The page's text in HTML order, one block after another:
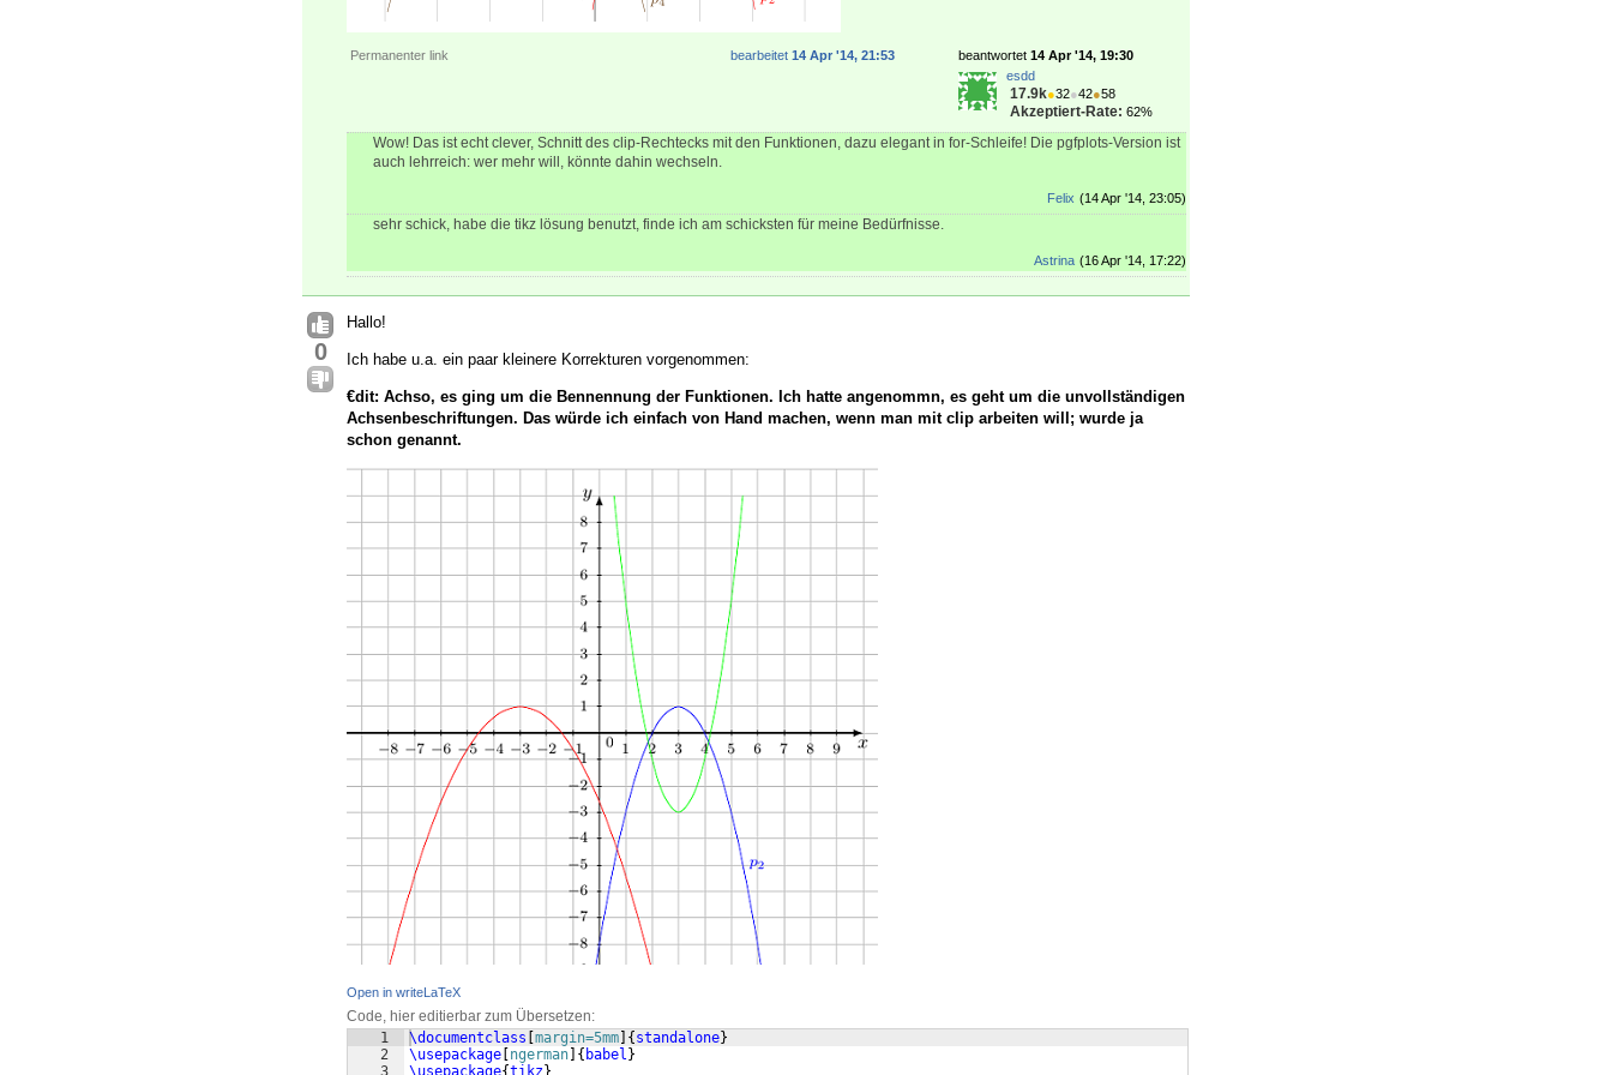
Permanenter link beantwortet 14 Apr '14, 19:30
esdd
17.9k●32●42●58
Akzeptiert-Rate: 62%
bearbeitet 14 Apr '14, 21:53
Wow! Das ist echt clever, Schnitt des clip-Rechtecks mit den Funktionen, dazu elegant in for-Schleife! Die pgfplots-Version ist
auch lehrreich: wer mehr will, könnte dahin wechseln.
(14 Apr '14, 23:05)
Felix
sehr schick, habe die tikz lösung benutzt, finde ich am schicksten für meine Bedürfnisse.
(16 Apr '14, 17:22)
Astrina
0
Hallo!
Ich habe u.a. ein paar kleinere Korrekturen vorgenommen:
€dit: Achso, es ging um die Bennennung der Funktionen. Ich hatte angenommn, es geht um die unvollständigen
Achsenbeschriftungen. Das würde ich einfach von Hand machen, wenn man mit clip arbeiten will; wurde ja
schon genannt.
Open in writeLaTeX
Code, hier editierbar zum Übersetzen:
1
2
\documentclass margin=5mm { standalone}
\usepackage ngerman { babel }